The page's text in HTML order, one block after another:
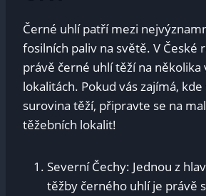
Černé uhlí patří mezi
fosilních paliv na světě. V České
právě černé uhlí těží na několika
lokalitách. Pokud vás zajímá,
surovina těží, připravte se na
těžebních lokalit!
Severní Čechy: Jednou z
těžby černého uhlí je právě